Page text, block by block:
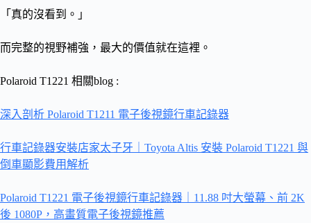
「真的沒看到。」
而完整的視野補強，最大的價值就在這裡。
Polaroid T1221 相關blog :
深入剖析 Polaroid T1211 電子後視鏡行車記錄器
行車記錄器安裝店家太子牙｜Toyota Altis 安裝 Polaroid T1221 與
倒車顯影費用解析
Polaroid T1221 電子後視鏡行車記錄器｜11.88 吋大螢幕、前 2K
後 1080P，高畫質電子後視鏡推薦